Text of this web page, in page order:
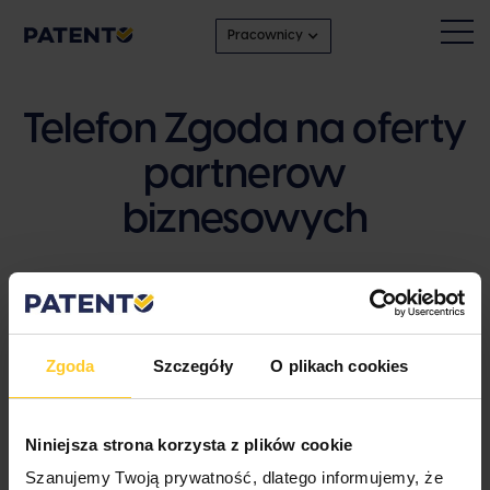
Zgoda Szczegóły O plikach cookies
Niniejsza strona korzysta z plików cookie
Szanujemy Twoją prywatność, dlatego informujemy, że
Pracownicy
Telefon Zgoda na oferty
partnerow
biznesowych
Telefon Zgoda na oferty partnerow
biznesowych